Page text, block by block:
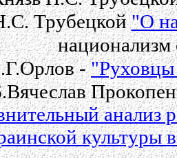
Трубецкой"О
национализм
-
анализ
культуры